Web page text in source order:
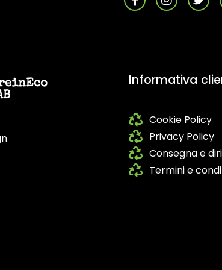
Informativa
Cookie Policy
Privacy Policy
Consegna e
Termini e